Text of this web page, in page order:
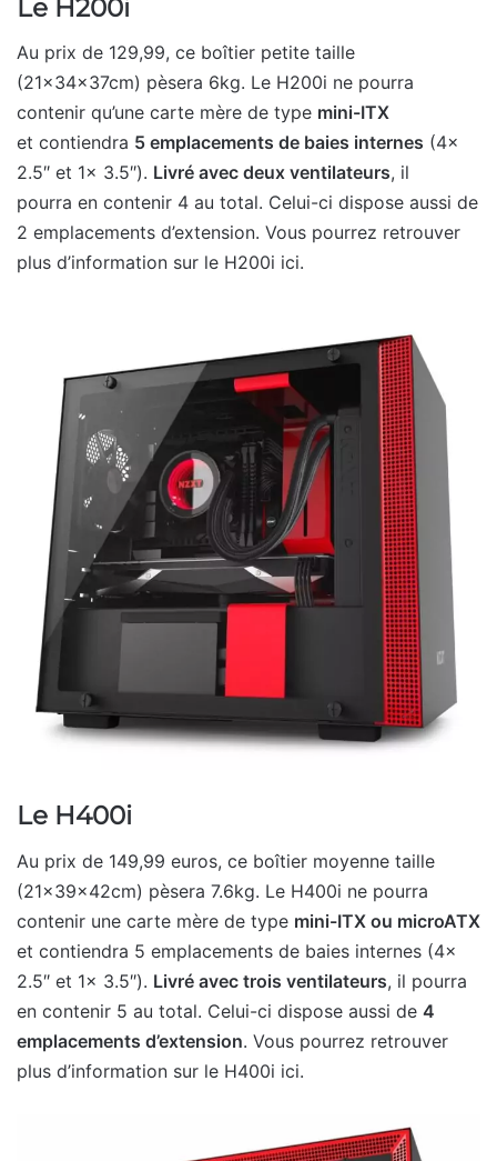
Le H200i
Au prix de 129,99, ce boîtier petite taille
(21x34x37cm) pèsera 6kg. Le H200i ne pourra
contenir qu’une carte mère de type mini-ITX
et contiendra 5 emplacements de baies internes (4x
2.5″ et 1x 3.5″). Livré avec deux ventilateurs, il
pourra en contenir 4 au total. Celui-ci dispose aussi de
2 emplacements d’extension. Vous pourrez retrouver
plus d’information sur le H200i ici.
Le H400i
Au prix de 149,99 euros, ce boîtier moyenne taille
(21x39x42cm) pèsera 7.6kg. Le H400i ne pourra
contenir une carte mère de type mini-ITX ou microATX
et contiendra 5 emplacements de baies internes (4x
2.5″ et 1x 3.5″). Livré avec trois ventilateurs, il pourra
en contenir 5 au total. Celui-ci dispose aussi de 4
emplacements d’extension. Vous pourrez retrouver
plus d’information sur le H400i ici.